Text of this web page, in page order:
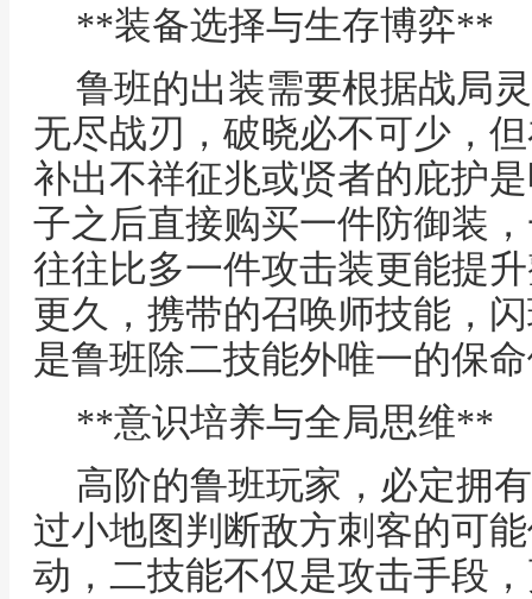
**装备选择与生存博弈**
鲁班的出装需要根据战局
无尽战刃，破晓必不可少，
补出不祥征兆或贤者的庇护
子之后直接购买一件防御装
往往比多一件攻击装更能提
更久，携带的召唤师技能，
是鲁班除二技能外唯一的保
**意识培养与全局思维**
高阶的鲁班玩家，必定拥
过小地图判断敌方刺客的可
动，二技能不仅是攻击手段